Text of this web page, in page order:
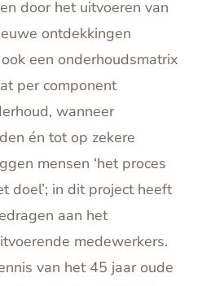
door het uitvoeren van
ontdekkingen
een onderhoudsmatrix
per component
wanneer
én tot op zekere
mensen ‘het proces
doel’; in dit project heeft
aan het
medewerkers.
van het 45 jaar oude